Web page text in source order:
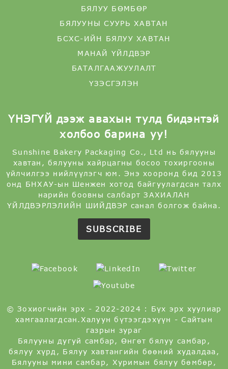
БЯЛУУ БӨМБӨР
БЯЛУУНЫ СУУРЬ ХАВТАН
БСХС-ИЙН БЯЛУУ ХАВТАН
МАНАЙ ҮЙЛДВЭР
БАТАЛГААЖУУЛАЛТ
ҮЗЭСГЭЛЭН
ҮНЭГҮЙ дээж авахын тулд бидэнтэй
холбоо барина уу!
Sunshine Bakery Packaging Co., Ltd нь бялууны
хавтан, бялууны хайрцагны босоо тохиргооны
үйлчилгээ нийлүүлэгч юм. Энэ хооронд бид 2013
онд БНХАУ-ын Шенжен хотод байгуулагдсан талх
нарийн боовны салбарт ЗАХИАЛАН
ҮЙЛДВЭРЛЭЛИЙН ШИЙДВЭР санал болгож байна.
SUBSCRIBE
© Зохиогчийн эрх - 2022-2024 : Бүх эрх хуулиар
хамгаалагдсан. Халуун бүтээгдэхүүн -Сайтын
газрын зураг
Бялууны дугуй самбар , Өнгөт бялуу самбар ,
бялуу хүрд , Бялуу хавтангийн бөөний худалдаа ,
Бялууны мини самбар , Хуримын бялуу бөмбөр ,